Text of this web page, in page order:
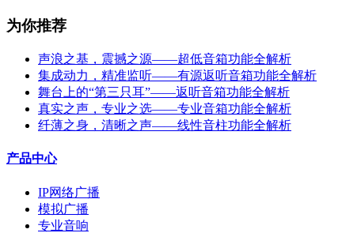
为你推荐
声浪之基，震撼之源——超低音箱功能全解析
集成动力，精准监听——有源返听音箱功能全解析
舞台上的“第三只耳”——返听音箱功能全解析
真实之声，专业之选——专业音箱功能全解析
纤薄之身，清晰之声——线性音柱功能全解析
产品中心
IP网络广播
模拟广播
专业音响